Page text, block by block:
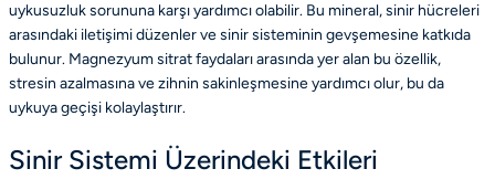
uykusuzluk sorununa karşı yardımcı olabilir. Bu mineral, sinir hücreleri
arasındaki iletişimi düzenler ve sinir sisteminin gevşemesine katkıda
bulunur. Magnezyum sitrat faydaları arasında yer alan bu özellik,
stresin azalmasına ve zihnin sakinleşmesine yardımcı olur, bu da
uykuya geçişi kolaylaştırır.
Sinir Sistemi Üzerindeki Etkileri